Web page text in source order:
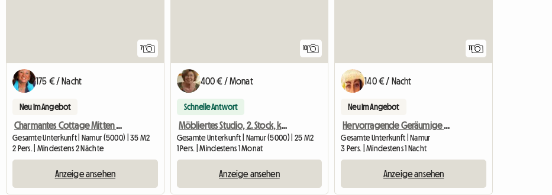
7
175 € / Nacht
Neu im Angebot
Charmantes Cottage Mitten In Der Zitadellenwelt
Gesamte Unterkunft | Namur (5000) | 35 M2
2 Pers. | Mindestens 2 Nächte
Anzeige ansehen
10
400 € / Monat
Schnelle Antwort
Möbliertes Studio, 2. Stock, komplett restauriert
Gesamte Unterkunft | Namur (5000) | 25 M2
1 Pers. | Mindestens 1 Monat
Anzeige ansehen
11
140 € / Nacht
Neu im Angebot
Hervorragende Geräumige Wohnung In Villa
Gesamte Unterkunft | Namur
3 Pers. | Mindestens 1 Nacht
Anzeige ansehen